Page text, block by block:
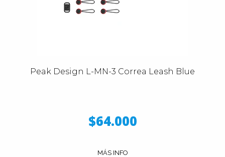
Peak Design L-MN-3 Correa Leash Blue
$64.000
MÁS INFO